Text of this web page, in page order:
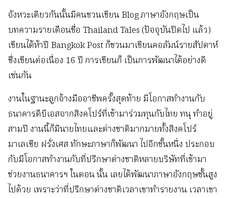
จังหวะเดียวกันนั้นมีคนชวนเขียน Blog ภาษาอังกฤษเป็น
บทความรายเดือนชื่อ Thailand Tales (ปัจจุบันปิดไป แล้ว)
เขียนได้ห้าปี Bangkok Post ก็ชวนมาเขียนคอลัมน์รายสัปดาห์
ซึ่งเขียนต่อเนื่อง 16 ปี การเขียนก็ เป็นการพัฒนาได้อย่างดี
เช่นกัน
งานในฐานะลูกจ้างมืออาชีพครั้งสุดท้าย มีโอกาสทำงานกับ
ธนาคารดีบีเอสจากสิงคโปร์ที่เข้ามาร่วมทุนกับไทย ทนุ ทำอยู่
สามปี งานนี้ก็มีนายไทยและต่างชาติมากมายทั้งสิงคโปร์
มาเลเซีย ฝรั่งเศส ทักษะภาษาก็พัฒนา ไปอีกขั้นหนึ่ง ประกอบ
กับมีโอกาสทำงานกับที่ปรึกษาต่างชาติหลายบริษัทที่เข้ามา
ช่วยงานธนาคารฯ ในตอน นั้น เลยได้พัฒนาภาษาอังกฤษชั้นสูง
ไปด้วย เพราะว่าที่ปรึกษาต่างชาติเวลาเขาทำรายงาน เวลาเขา